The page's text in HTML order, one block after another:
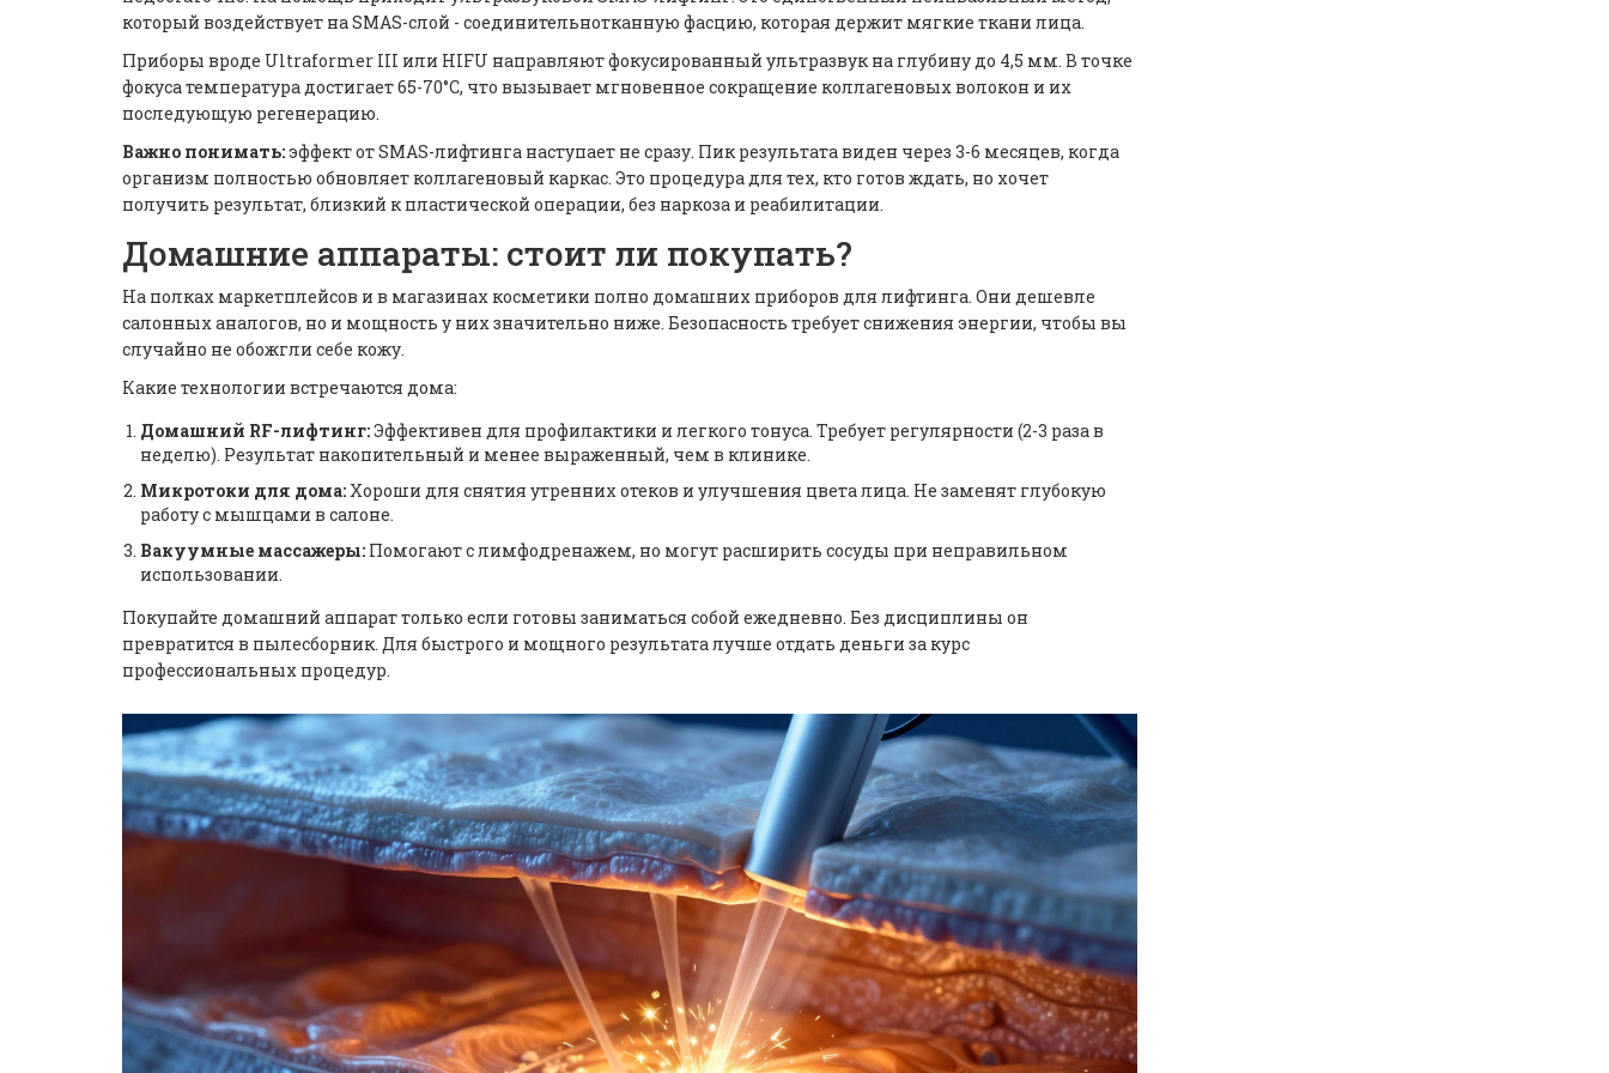
который воздействует на SMAS-слой - соединительнотканную фасцию, которая держит мягкие ткани лица.
Приборы вроде Ultraformer III или HIFU направляют фокусированный ультразвук на глубину до 4,5 мм. В точке
фокуса температура достигает 65-70°C, что вызывает мгновенное сокращение коллагеновых волокон и их
последующую регенерацию.
Важно понимать:эффект от SMAS-лифтинга наступает не сразу. Пик результата виден через 3-6 месяцев, когда
организм полностью обновляет коллагеновый каркас. Это процедура для тех, кто готов ждать, но хочет
получить результат, близкий к пластической операции, без наркоза и реабилитации.
Домашние аппараты: стоит ли покупать?
На полках маркетплейсов и в магазинах косметики полно домашних приборов для лифтинга. Они дешевле
салонных аналогов, но и мощность у них значительно ниже. Безопасность требует снижения энергии, чтобы вы
случайно не обожгли себе кожу.
Какие технологии встречаются дома:
Домашний RF-лифтинг:Эффективен для профилактики и легкого тонуса. Требует регулярности (2-3 раза в
неделю). Результат накопительный и менее выраженный, чем в клинике.
Микротоки для дома:Хороши для снятия утренних отеков и улучшения цвета лица. Не заменят глубокую
работу с мышцами в салоне.
Вакуумные массажеры: Помогают с лимфодренажем, но могут расширить сосуды при неправильном
использовании.
Покупайте домашний аппарат только если готовы заниматься собой ежедневно. Без дисциплины он
превратится в пылесборник. Для быстрого и мощного результата лучше отдать деньги за курс
профессиональных процедур.